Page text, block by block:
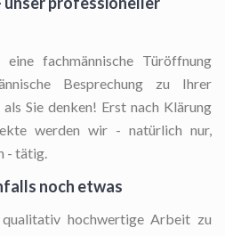
fachmännische Türöffnung
Besprechung zu Ihrer
Sie denken! Erst nach Klärung
werden wir - natürlich nur,
- tätig.
noch etwas
qualitativ hochwertige Arbeit zu